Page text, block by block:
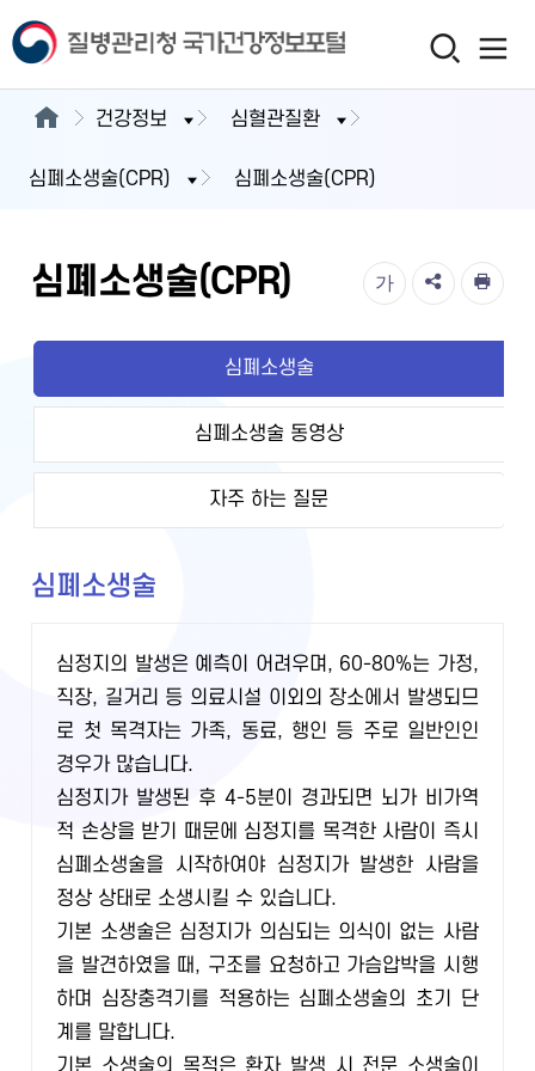
건강정보 심혈관질환
심폐소생술(CPR) 심폐소생술(CPR)
심폐소생술(CPR) 가
심폐소생술
심폐소생술 동영상
자주 하는 질문
심폐소생술
심정지의 발생은 예측이 어려우며, 60-80%는 가정,
직장, 길거리 등 의료시설 이외의 장소에서 발생되므
로 첫 목격자는 가족, 동료, 행인 등 주로 일반인인
경우가 많습니다.
심정지가 발생된 후 4-5분이 경과되면 뇌가 비가역
적 손상을 받기 때문에 심정지를 목격한 사람이 즉시
심폐소생술을 시작하여야 심정지가 발생한 사람을
정상 상태로 소생시킬 수 있습니다.
기본 소생술은 심정지가 의심되는 의식이 없는 사람
을 발견하였을 때, 구조를 요청하고 가슴압박을 시행
하며 심장충격기를 적용하는 심폐소생술의 초기 단
계를 말합니다.
기본 소생술의 목적은 환자 발생 시 전문 소생술이